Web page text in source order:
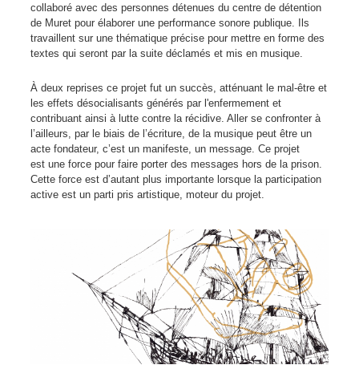
collaboré avec des personnes détenues du centre de détention
de Muret pour élaborer une performance sonore publique. Ils
travaillent sur une thématique précise pour mettre en forme des
textes qui seront par la suite déclamés et mis en musique.
À deux reprises ce projet fut un succès, atténuant le mal-être et
les effets désocialisants générés par l'enfermement et
contribuant ainsi à lutte contre la récidive. Aller se confronter à
l’ailleurs, par le biais de l’écriture, de la musique peut être un
acte fondateur, c’est un manifeste, un message. Ce projet
est une force pour faire porter des messages hors de la prison.
Cette force est d’autant plus importante lorsque la participation
active est un parti pris artistique, moteur du projet.